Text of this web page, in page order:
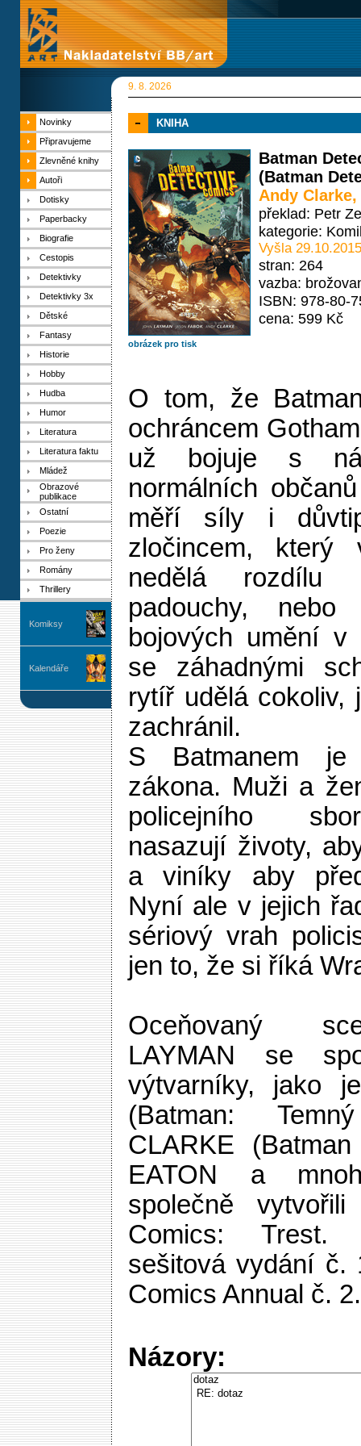
9. 8. 2026
Novinky
Připravujeme
Zlevněné knihy
Autoři
Dotisky
Paperbacky
Biografie
Cestopis
Detektivky
Detektivky 3x
Dětské
Fantasy
Historie
Hobby
Hudba
Humor
Literatura
Literatura faktu
Mládež
Obrazové
publikace
Ostatní
Poezie
Pro ženy
Romány
Thrillery
Komiksy
Kalendáře
KNIHA
obrázek pro tisk
Batman
(Batman
Andy Clarke,
překlad: Petr
kategorie:
Vyšla 29.10.2015
stran: 264
vazba:
ISBN: 978-80-
cena: 599 Kč
O tom, že
ochráncem
už bojuje s
normálních
měří síly i
zločincem, který
nedělá
padouchy, nebo
bojových umění
se záhadnými
rytíř udělá cokoliv,
zachránil.
S Batmanem
zákona. Muži a
policejního
nasazují životy,
a viníky aby
Nyní ale v jejich
sériový vrah
jen to, že si říká
Oceňovaný
LAYMAN se
výtvarníky, jako
(Batman:
CLARKE
EATON a
společně
Comics: Trest.
sešitová vydání č.
Comics Annual č. 2.
Názory: